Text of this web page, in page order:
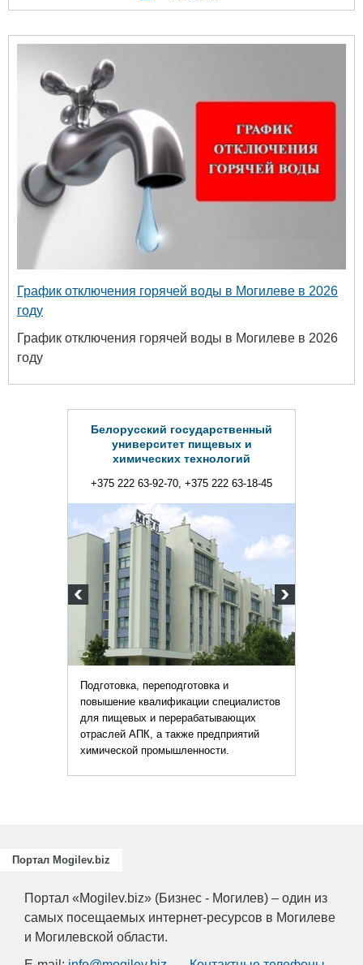
График отключения горячей воды в Могилеве в 2026
году
График отключения горячей воды в Могилеве в 2026
году
государственный
университет пищевых и
химических технологий
222 63-92-70, +375 222 63-18-45
переподготовка и
квалификации специалистов
и перерабатывающих
АПК, а также предприятий
промышленности.
Портал Mogilev.biz
Портал «Mogilev.biz» (Бизнес - Могилев) – один из
самых посещаемых интернет-ресурсов в Могилеве
и Могилевской области.